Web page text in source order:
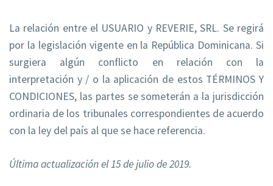
La relación entre el USUARIO y REVERIE, SRL. Se regirá
por la legislación vigente en la República Dominicana. Si
surgiera algún conflicto en relación con la
interpretación y / o la aplicación de estos TÉRMINOS Y
CONDICIONES, las partes se someterán a la jurisdicción
ordinaria de los tribunales correspondientes de acuerdo
con la ley del país al que se hace referencia.
Última actualización el 15 de julio de 2019.